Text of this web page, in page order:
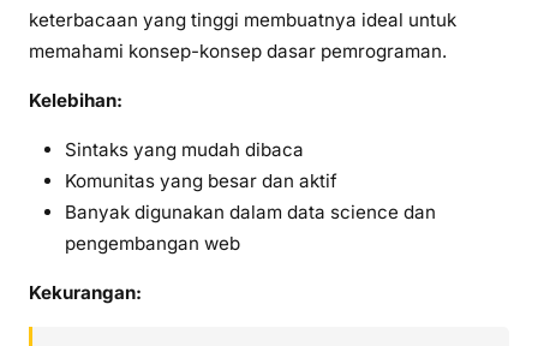
keterbacaan yang tinggi membuatnya ideal untuk
memahami konsep-konsep dasar pemrograman.
Kelebihan:
Sintaks yang mudah dibaca
Komunitas yang besar dan aktif
Banyak digunakan dalam data science dan
pengembangan web
Kekurangan: